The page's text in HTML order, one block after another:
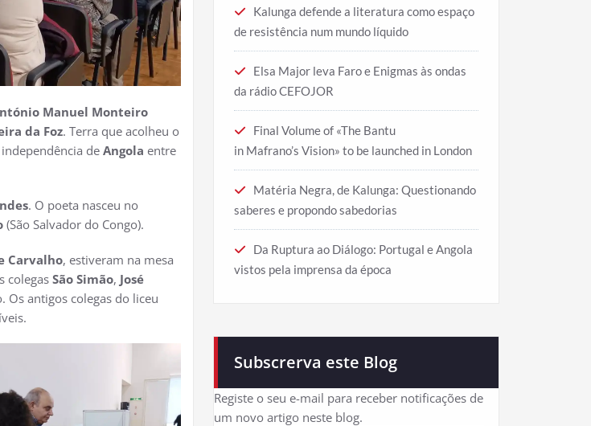
Manuel Monteiro
da Foz. Terra que acolheu o
de Angola entre
. O poeta nasceu no
(São Salvador do Congo).
Carvalho, estiveram na mesa
colegas São Simão, José
Os antigos colegas do liceu
Kalunga defende a literatura como espaço
de resistência num mundo líquido
Elsa Major leva Faro e Enigmas às ondas
da rádio CEFOJOR
Final Volume of «The Bantu
in Mafrano’s Vision» to be launched in London
Matéria Negra, de Kalunga: Questionando
saberes e propondo sabedorias
Da Ruptura ao Diálogo: Portugal e Angola
vistos pela imprensa da época
Subscrerva este Blog
Registe o seu e-mail para receber notificações de
um novo artigo neste blog.